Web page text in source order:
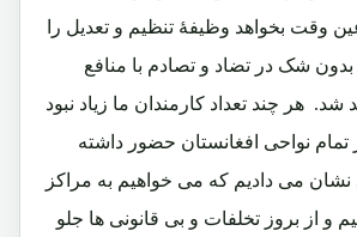
وقت بخواهد وظیفۀ تنظیم و تعدیل را
شک در تضاد و تصادم با منافع
شد. هر چند تعداد کارمندان ما زیاد نبود
تمام نواحی افغانستان حضور داشته
نشان می دادیم که می خواهیم به مراکز
و از بروز تخلفات و بی قانونی ها جلو